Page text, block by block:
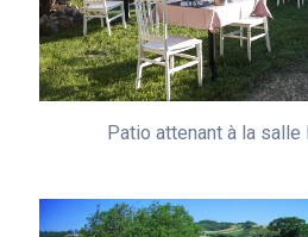
Patio attenant à la salle